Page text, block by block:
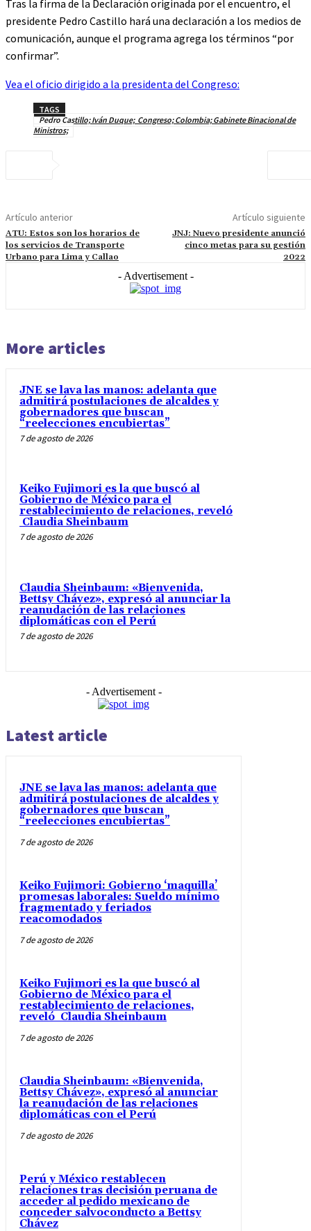
Tras la firma de la Declaración originada por el encuentro, el
presidente Pedro Castillo hará una declaración a los medios de
comunicación, aunque el programa agrega los términos “por
confirmar”.
Vea el oficio dirigido a la presidenta del Congreso:
TAGS
Pedro Castillo; Iván Duque; Congreso; Colombia; Gabinete Binacional de
Ministros;
Artículo anterior
ATU: Estos son los horarios de
los servicios de Transporte
Urbano para Lima y Callao
Artículo siguiente
JNJ: Nuevo presidente anunció
cinco metas para su gestión
2022
- Advertisement -
More articles
JNE se lava las manos: adelanta que
admitirá postulaciones de alcaldes y
gobernadores que buscan
“reelecciones encubiertas”
7 de agosto de 2026
Keiko Fujimori es la que buscó al
Gobierno de México para el
restablecimiento de relaciones, reveló
Claudia Sheinbaum
7 de agosto de 2026
Claudia Sheinbaum: «Bienvenida,
Bettsy Chávez», expresó al anunciar la
reanudación de las relaciones
diplomáticas con el Perú
7 de agosto de 2026
- Advertisement -
Latest article
JNE se lava las manos: adelanta que
admitirá postulaciones de alcaldes y
gobernadores que buscan
“reelecciones encubiertas”
7 de agosto de 2026
Keiko Fujimori: Gobierno ‘maquilla’
promesas laborales: Sueldo mínimo
fragmentado y feriados
reacomodados
7 de agosto de 2026
Keiko Fujimori es la que buscó al
Gobierno de México para el
restablecimiento de relaciones,
reveló Claudia Sheinbaum
7 de agosto de 2026
Claudia Sheinbaum: «Bienvenida,
Bettsy Chávez», expresó al anunciar
la reanudación de las relaciones
diplomáticas con el Perú
7 de agosto de 2026
Perú y México restablecen
relaciones tras decisión peruana de
acceder al pedido mexicano de
conceder salvoconducto a Bettsy
Chávez